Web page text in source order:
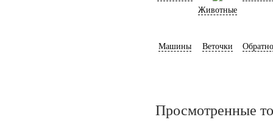
Животные
Машины Веточки
Просмотренные